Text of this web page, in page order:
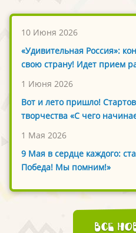
10 Июня 2026
«Удивительная Россия»:
свою страну! Идет прием
1 Июня 2026
Вот и лето пришло!
творчества «С чего
1 Мая 2026
9 Мая в сердце каждого:
Победа! Мы помним!»
Все